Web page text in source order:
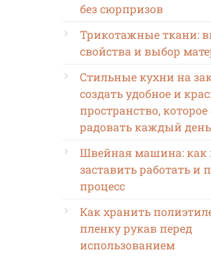
без сюрпризов
Трикотажные ткани:
свойства и выбор
Стильные кухни на
создать удобное и
пространство, которое
радовать каждый день
Швейная машина: как
заставить работать и
процесс
Как хранить
пленку рукав перед
использованием